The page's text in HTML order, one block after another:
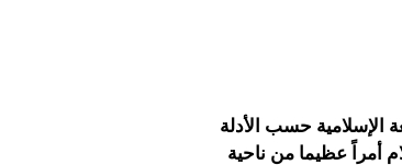
الإسلامية حسب الأدلة
أمراً عظيما من ناحية